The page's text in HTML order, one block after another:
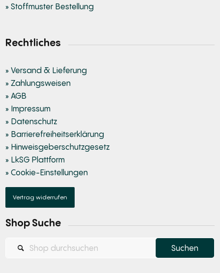
» Stoffmuster Bestellung
Rechtliches
» Versand & Lieferung
» Zahlungsweisen
» AGB
» Impressum
» Datenschutz
» Barrierefreiheitserklärung
» Hinweisgeberschutzgesetz
» LkSG Plattform
» Cookie-Einstellungen
Vertrag widerrufen
Shop Suche